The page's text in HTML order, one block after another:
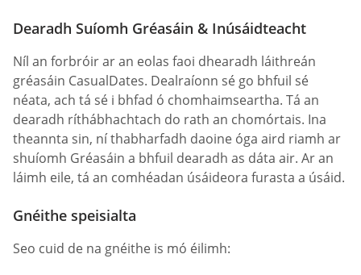
Dearadh Suíomh Gréasáin & Inúsáidteacht
Níl an forbróir ar an eolas faoi dhearadh láithreán
gréasáin СasualDates. Dealraíonn sé go bhfuil sé
néata, ach tá sé i bhfad ó chomhaimseartha. Tá an
dearadh ríthábhachtach do rath an chomórtais. Ina
theannta sin, ní thabharfadh daoine óga aird riamh ar
shuíomh Gréasáin a bhfuil dearadh as dáta air. Ar an
láimh eile, tá an comhéadan úsáideora furasta a úsáid.
Gnéithe speisialta
Seo cuid de na gnéithe is mó éilimh: